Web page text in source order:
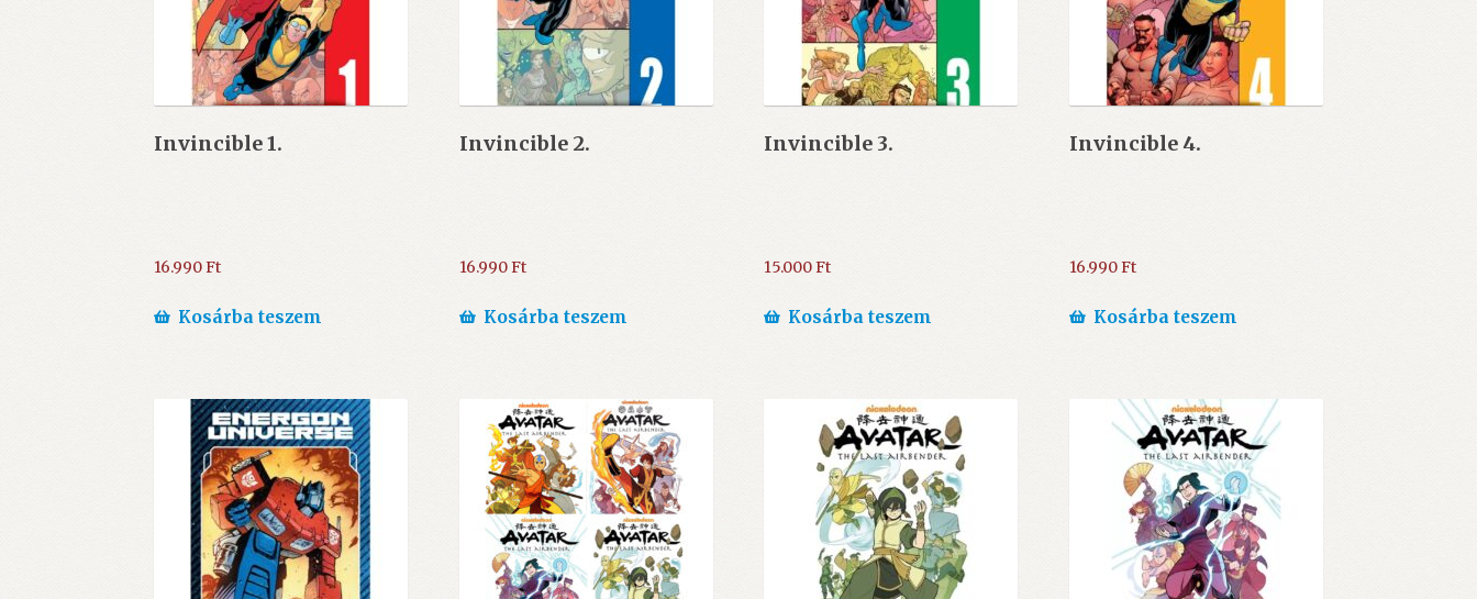
Invincible 1.
16.990Ft
Kosárba teszem
Invincible 2.
16.990Ft
Kosárba teszem
Invincible 3.
15.000Ft
Kosárba teszem
Invincible 4.
16.990Ft
Kosárba teszem